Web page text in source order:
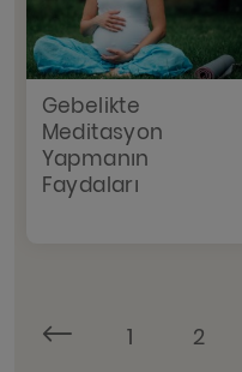
Gebelikte
Meditasyon
Yapmanın
Faydaları
1 2